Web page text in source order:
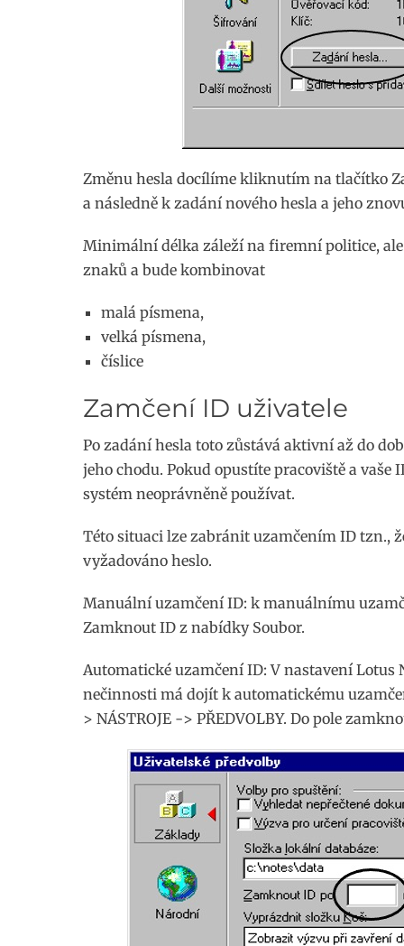
Změnu hesla docílíme kliknutím na tlačítko
a následně k zadání nového hesla a jeho
Minimální délka záleží na firemní politice,
znaků a bude kombinovat
malá písmena,
velká písmena,
číslice
Zamčení ID uživatele
Po zadání hesla toto zůstává aktivní až do
jeho chodu. Pokud opustíte pracoviště a
systém neoprávněně používat.
Této situaci lze zabránit uzamčením ID tzn.,
vyžadováno heslo.
Manuální uzamčení ID: k manuálnímu
Zamknout ID z nabídky Soubor.
Automatické uzamčení ID: V nastavení Lotus
nečinnosti má dojít k automatickému
> NÁSTROJE -> PŘEDVOLBY. Do pole